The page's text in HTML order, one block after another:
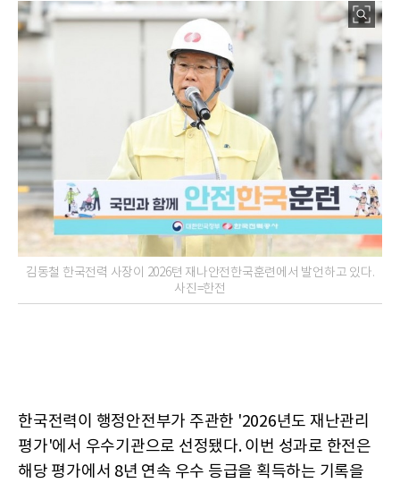
김동철 한국전력 사장이 2026텬 재나안전한국훈련에서 발언하고 있다.
사진=한전
한국전력이 행정안전부가 주관한 '2026년도 재난관리
평가'에서 우수기관으로 선정됐다. 이번 성과로 한전은
해당 평가에서 8년 연속 우수 등급을 획득하는 기록을